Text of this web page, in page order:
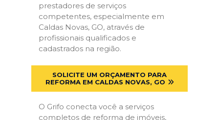
prestadores de serviços
competentes, especialmente em
Caldas Novas, GO, através de
profissionais qualificados e
cadastrados na região.
SOLICITE UM ORÇAMENTO PARA
REFORMA EM CALDAS NOVAS, GO
O Grifo conecta você a serviços
completos de reforma de imóveis,